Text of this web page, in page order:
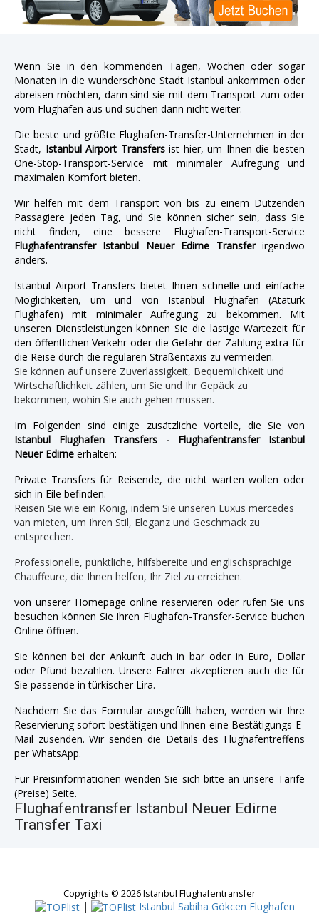
Wenn Sie in den kommenden Tagen, Wochen oder sogar
Monaten in die wunderschöne Stadt Istanbul ankommen oder
abreisen möchten, dann sind sie mit dem Transport zum oder
vom Flughafen aus und suchen dann nicht weiter.
Die beste und größte Flughafen-Transfer-Unternehmen in der
Stadt, Istanbul Airport Transfersist hier, um Ihnen die besten
One-Stop-Transport-Service mit minimaler Aufregung und
maximalen Komfort bieten.
Wir helfen mit dem Transport von bis zu einem Dutzenden
Passagiere jeden Tag, und Sie können sicher sein, dass Sie
nicht finden, eine bessere Flughafen-Transport-Service
Flughafentransfer Istanbul Neuer Edirne Transferirgendwo
anders.
Istanbul Airport Transfers bietet Ihnen schnelle und einfache
Möglichkeiten, um und von Istanbul Flughafen (Atatürk
Flughafen) mit minimaler Aufregung zu bekommen. Mit
unseren Dienstleistungen können Sie die lästige Wartezeit für
den öffentlichen Verkehr oder die Gefahr der Zahlung extra für
die Reise durch die regulären Straßentaxis zu vermeiden.
Sie können auf unsere Zuverlässigkeit, Bequemlichkeit und
Wirtschaftlichkeit zählen, um Sie und Ihr Gepäck zu
bekommen, wohin Sie auch gehen müssen.
Im Folgenden sind einige zusätzliche Vorteile, die Sie von
Istanbul Flughafen Transfers - Flughafentransfer Istanbul
Neuer Edirne erhalten:
Private Transfers für Reisende, die nicht warten wollen oder
sich in Eile befinden.
Reisen Sie wie ein König, indem Sie unseren Luxus mercedes
van mieten, um Ihren Stil, Eleganz und Geschmack zu
entsprechen.
Professionelle, pünktliche, hilfsbereite und englischsprachige
Chauffeure, die Ihnen helfen, Ihr Ziel zu erreichen.
von unserer Homepage online reservieren oder rufen Sie uns
besuchen können Sie Ihren Flughafen-Transfer-Service buchen
Online öffnen.
Sie können bei der Ankunft auch in bar oder in Euro, Dollar
oder Pfund bezahlen. Unsere Fahrer akzeptieren auch die für
Sie passende in türkischer Lira.
Nachdem Sie das Formular ausgefüllt haben, werden wir Ihre
Reservierung sofort bestätigen und Ihnen eine Bestätigungs-E-
Mail zusenden. Wir senden die Details des Flughafentreffens
per WhatsApp.
Für Preisinformationen wenden Sie sich bitte an unsere Tarife
(Preise) Seite.
Flughafentransfer Istanbul Neuer Edirne
Transfer Taxi
Copyrights © 2026 Istanbul Flughafentransfer
|
Istanbul Sabiha Gökcen Flughafen